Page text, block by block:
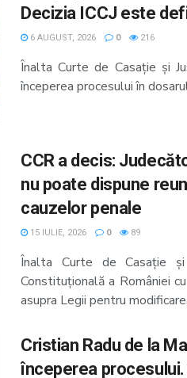
Decizia ICCJ este
6 AUGUST, 2026 0 216
Înalta Curte de Casație și
începerea procesului în
CCR a decis:
nu poate dispune
cauzelor penale
15 IULIE, 2026 0 89
Înalta Curte de Casație
Constituțională a României
asupra Legii pentru
Cristian Radu de la
începerea